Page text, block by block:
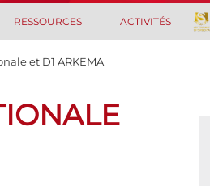
RESSOURCES ACTIVITÉS
et D1 ARKEMA